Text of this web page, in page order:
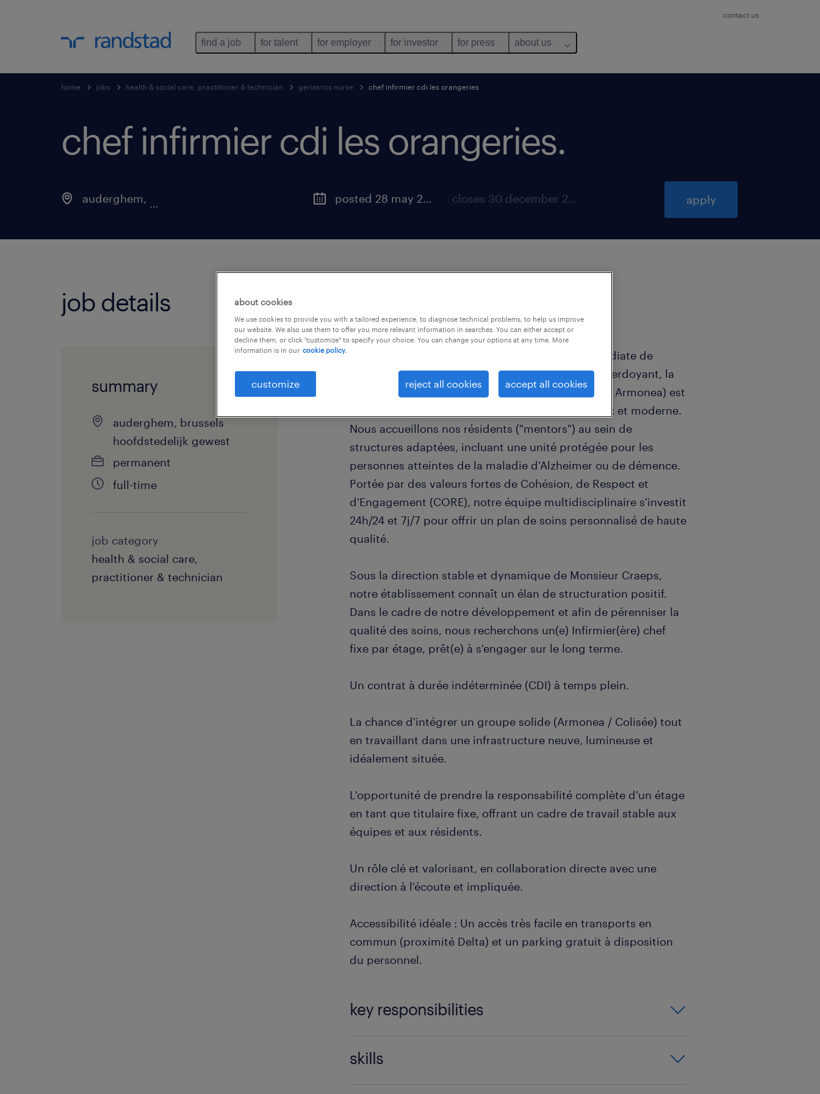
contact us
find a job for talent for employer for investor for press about us
home jobs health & social care, practitioner & technician geriatrics nurse chef infirmier cdi les orangeries
chef infirmier cdi les orangeries.
auderghem, posted 28 may 2026 closes 30 december 2026 apply
job details
summary
auderghem, brussels
hoofdstedelijk gewest
permanent
full-time
job category
health & social care,
practitioner & technician
Située au centre d'Auderghem, à proximité immédiate de
l’hôpital Chirec Delta et dans un environnement verdoyant, la
communauté Les Orangeries (membre du groupe Armonea) est
un centre de soins résidentiels tout neuf, spacieux et moderne.
Nous accueillons nos résidents ("mentors") au sein de
structures adaptées, incluant une unité protégée pour les
personnes atteintes de la maladie d'Alzheimer ou de démence.
Portée par des valeurs fortes de Cohésion, de Respect et
d'Engagement (CORE), notre équipe multidisciplinaire s'investit
24h/24 et 7j/7 pour offrir un plan de soins personnalisé de haute
qualité.
Sous la direction stable et dynamique de Monsieur Craeps,
notre établissement connaît un élan de structuration positif.
Dans le cadre de notre développement et afin de pérenniser la
qualité des soins, nous recherchons un(e) Infirmier(ère) chef
fixe par étage, prêt(e) à s'engager sur le long terme.
Un contrat à durée indéterminée (CDI) à temps plein.
La chance d'intégrer un groupe solide (Armonea / Colisée) tout
en travaillant dans une infrastructure neuve, lumineuse et
idéalement située.
L'opportunité de prendre la responsabilité complète d'un étage
en tant que titulaire fixe, offrant un cadre de travail stable aux
équipes et aux résidents.
Un rôle clé et valorisant, en collaboration directe avec une
direction à l'écoute et impliquée.
Accessibilité idéale : Un accès très facile en transports en
commun (proximité Delta) et un parking gratuit à disposition
du personnel.
key responsibilities
pilier managérial et clinique de votre étage. Vous
skills
about cookies
We use cookies to provide you with a tailored experience, to diagnose technical problems, to help us improve
our website. We also use them to offer you more relevant information in searches. You can either accept or
decline them, or click "customize" to specify your choice. You can change your options at any time. More
information is in our cookie policy.
customize reject all cookies accept all cookies